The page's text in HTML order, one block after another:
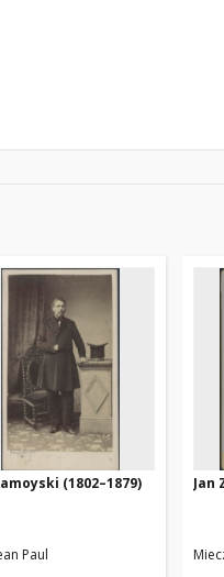
(1802–1879)
Paul
Jan